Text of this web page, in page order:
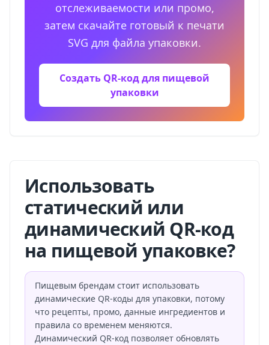
отслеживаемости или промо,
затем скачайте готовый к печати
SVG для файла упаковки.
Создать QR-код для пищевой
упаковки
Использовать
статический или
динамический QR-код
на пищевой упаковке?
Пищевым брендам стоит использовать
динамические QR-коды для упаковки, потому
что рецепты, промо, данные ингредиентов и
правила со временем меняются.
Динамический QR-код позволяет обновлять